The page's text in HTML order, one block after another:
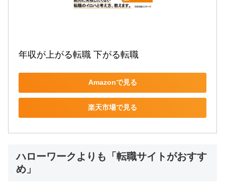
年収が上がる転職 下がる転職
Amazonで見る
楽天市場で見る
ハローワークよりも「転職サイトがおすす
め」